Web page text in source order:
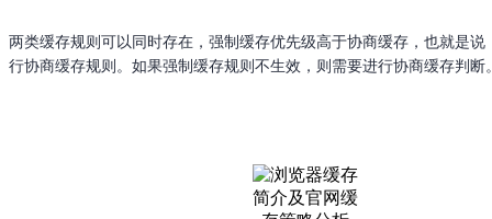
两类缓存规则可以同时存在，强制缓存优先级高于协商缓存，也就是
行协商缓存规则。如果强制缓存规则不生效，则需要进行协商缓存判断